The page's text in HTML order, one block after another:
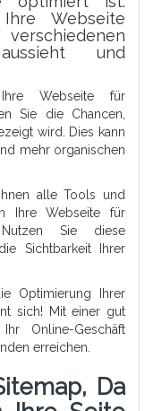
Webseite
und
Webseite für
Sie die Chancen,
wird. Dies kann
mehr organischen
alle Tools und
Ihre Webseite für
Sie diese
Sichtbarkeit Ihrer
Optimierung Ihrer
sich! Mit einer gut
Online-Geschäft
erreichen.
Da